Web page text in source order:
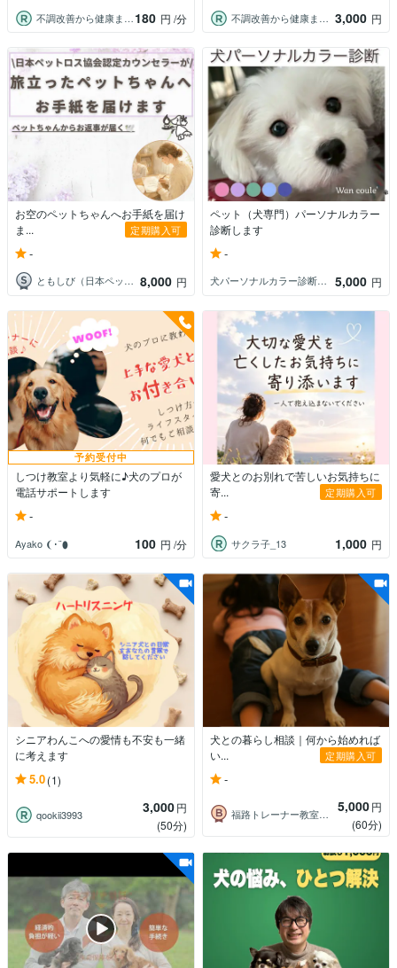
不調改善から健康までサポートします 180 円 /分 不調改善から健康までサポートします 3,000 円
お空のペットちゃんへお手紙を届け
ま...
定期購入可
-
ともしび（日本ペットロス協会正会員） 8,000 円
ペット（犬専門）パーソナルカラー
診断します
-
犬パーソナルカラー診断Wan coule 5,000 円
予約受付中
しつけ教室より気軽に♪犬のプロが
電話サポートします
-
Ayako ❨･¨⬮ 100 円 /分
愛犬とのお別れで苦しいお気持ちに
寄...
定期購入可
-
サクラ子_13 1,000 円
シニアわんこへの愛情も不安も一緒
に考えます
5.0(1)
qookii3993 3,000円
(50分)
犬との暮らし相談｜何から始めれば
い...
定期購入可
-
福路トレーナー教室｜ヒガシダ 5,000円
(60分)